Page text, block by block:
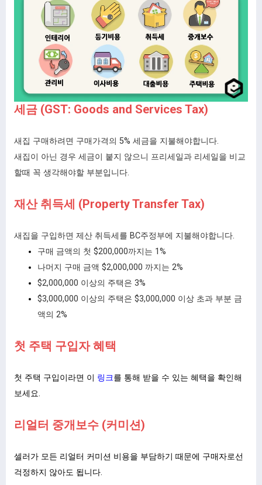
세금 (GST: Goods and Services Tax)
새집 구매하려면 구매가격의 5% 세금을 지불해야합니다.
새집이 아닌 경우 세금이 붙지 않으니 프리세일과 리세일을 비교
할때 꼭 생각해야할 부분입니다.
재산 취득세 (Property Transfer Tax)
새집을 구입하면 제산 취득세를 BC주정부에 지불해야합니다.
구매 금액의 첫 $200,000까지는 1%
나머지 구매 금액 $2,000,000 까지는 2%
$2,000,000 이상의 주택은 3%
$3,000,000 이상의 주택은 $3,000,000 이상 초과 부분 금
액의 2%
첫 주택 구입자 혜택
첫 주택 구입이라면 이 링크를 통해 받을 수 있는 혜택을 확인해
보세요.
리얼터 중개보수 (커미션)
셀러가 모든 리얼터 커미션 비용을 부담하기 때문에 구매자로선
걱정하지 않아도 됩니다.